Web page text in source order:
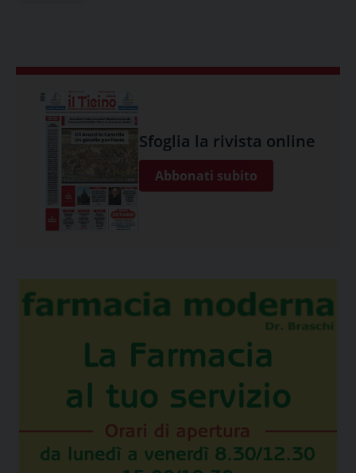
Sfoglia la rivista online
Abbonati subito